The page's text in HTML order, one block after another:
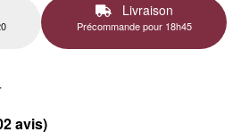
Livraison
Précommande pour 18h45
avis)